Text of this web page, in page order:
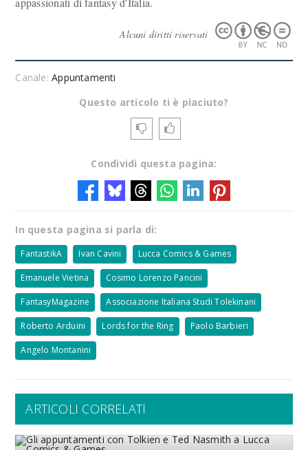
Alcuni diritti riservati
Canale:Appuntamenti
Questo articolo ti è piaciuto?
Condividi questa pagina:
In questa pagina si parla di:
FantastikA Ivan Cavini Lucca Comics & Games
Emanuele Vietina Cosimo Lorenzo Pancini
FantasyMagazine Associazione Italiana Studi Tolekinani
Roberto Arduini Lords for the Ring Paolo Barbieri
Angelo Montanini
ARTICOLI CORRELATI